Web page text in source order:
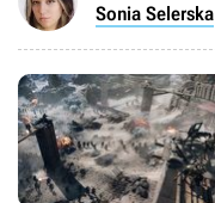
Sonia Selerska